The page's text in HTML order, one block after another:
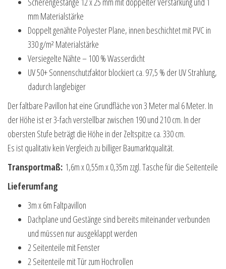
mm Materialstärke
Doppelt genähte Polyester Plane, innen beschichtet mit PVC in
330 g/m² Materialstärke
Versiegelte Nähte – 100 % Wasserdicht
UV 50+ Sonnenschutzfaktor blockiert ca. 97,5 % der UV Strahlung,
dadurch langlebiger
Der faltbare Pavillon hat eine Grundfläche von 3 Meter mal 6 Meter. In
der Höhe ist er 3-fach verstellbar zwischen 190 und 210 cm. In der
obersten Stufe beträgt die Höhe in der Zeltspitze ca. 330 cm.
Es ist qualitativ kein Vergleich zu billiger Baumarktqualität.
Transportmaß: 1,6m x 0,55m x 0,35m zzgl. Tasche für die Seitenteile
Lieferumfang
3m x 6m Faltpavillon
Dachplane und Gestänge sind bereits miteinander verbunden
und müssen nur ausgeklappt werden
2 Seitenteile mit Fenster
2 Seitenteile mit Tür zum Hochrollen